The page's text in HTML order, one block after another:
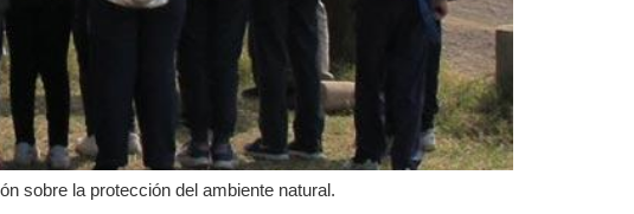
sobre la protección del ambiente natural.